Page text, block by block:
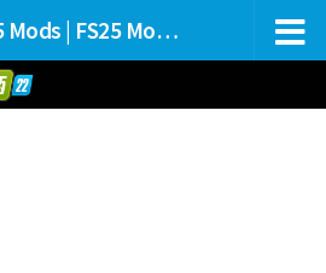
Farming Simulator 25 Mods | FS25 Mods Stahování